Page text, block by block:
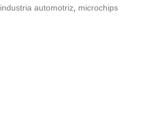
industria automotriz, microchips